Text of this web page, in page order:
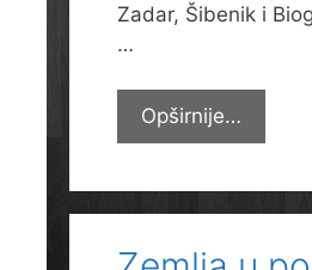
Zadar, Šibenik i
…
Opširnije…
četvrtaši
prirodi